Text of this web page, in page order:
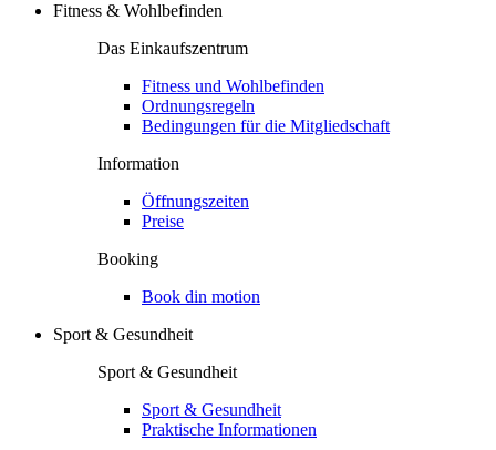
Fitness & Wohlbefinden
Das Einkaufszentrum
Fitness und Wohlbefinden
Ordnungsregeln
Bedingungen für die Mitgliedschaft
Information
Öffnungszeiten
Preise
Booking
Book din motion
Sport & Gesundheit
Sport & Gesundheit
Sport & Gesundheit
Praktische Informationen